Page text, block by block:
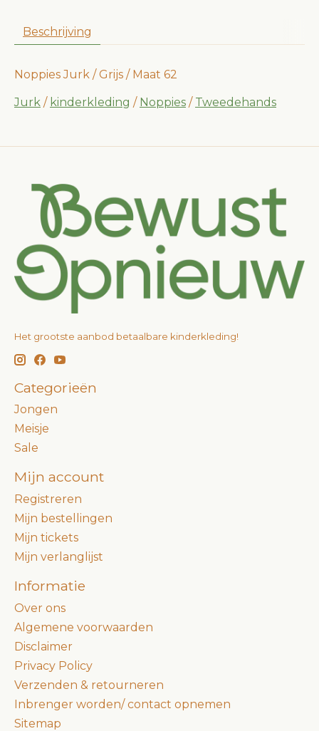
Beschrijving
Noppies Jurk / Grijs / Maat 62
Jurk / kinderkleding / Noppies / Tweedehands
Het grootste aanbod betaalbare kinderkleding!
Categorieën
Jongen
Meisje
Sale
Mijn account
Registreren
Mijn bestellingen
Mijn tickets
Mijn verlanglijst
Informatie
Over ons
Algemene voorwaarden
Disclaimer
Privacy Policy
Verzenden & retourneren
Inbrenger worden/ contact opnemen
Sitemap